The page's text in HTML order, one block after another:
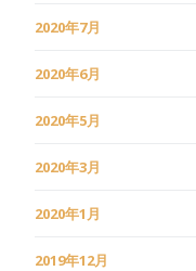
2020年7月
2020年6月
2020年5月
2020年3月
2020年1月
2019年12月